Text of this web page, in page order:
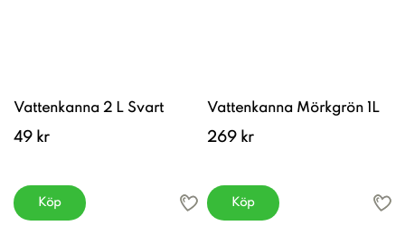
Vattenkanna 2 L Svart
49 kr
Köp
Vattenkanna Mörkgrön 1L
269 kr
Köp